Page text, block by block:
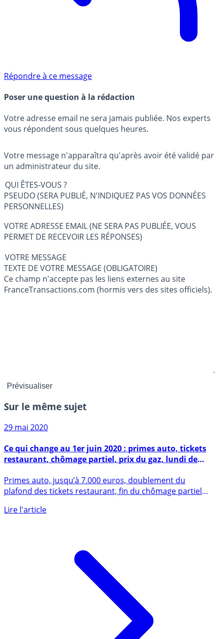
Répondre à ce message
Poser une question à la rédaction
Votre adresse email ne sera jamais publiée. Nos experts
vous répondent sous quelques heures.
Votre message n'apparaîtra qu'après avoir été validé par
un administrateur du site.
QUI ÊTES-VOUS ?
PSEUDO (SERA PUBLIÉ, N'INDIQUEZ PAS VOS DONNÉES
PERSONNELLES)
VOTRE ADRESSE EMAIL (NE SERA PAS PUBLIÉE, VOUS
PERMET DE RECEVOIR LES RÉPONSES)
VOTRE MESSAGE
TEXTE DE VOTRE MESSAGE (OBLIGATOIRE)
Ce champ n'accepte pas les liens externes au site
FranceTransactions.com (hormis vers des sites officiels).
Sur le même sujet
Ce qui change au 1er juin 2020 : primes auto, tickets
Pentecôte, confinement
Primes auto, jusqu’à 7.000 euros, doublement du
plafond des tickets restaurant, fin du chômage partiel
financé à 100% (...)